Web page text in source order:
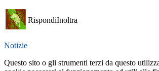
RispondiInoltra
Notizie
Questo sito o gli strumenti terzi da questo